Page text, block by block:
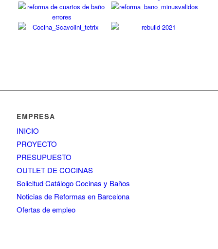
EMPRESA
INICIO
PROYECTO
PRESUPUESTO
OUTLET DE COCINAS
Solicitud Catálogo Cocinas y Baños
Noticias de Reformas en Barcelona
Ofertas de empleo